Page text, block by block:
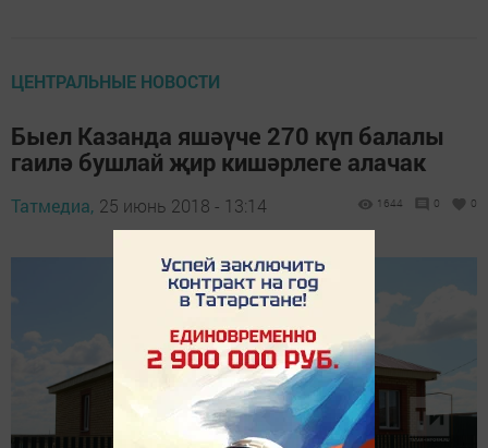
ЦЕНТРАЛЬНЫЕ НОВОСТИ
Быел Казанда яшәүче 270 күп балалы
гаилә бушлай җир кишәрлеге алачак
Татмедиа, 25 июнь 2018 - 13:14 1644 0 0